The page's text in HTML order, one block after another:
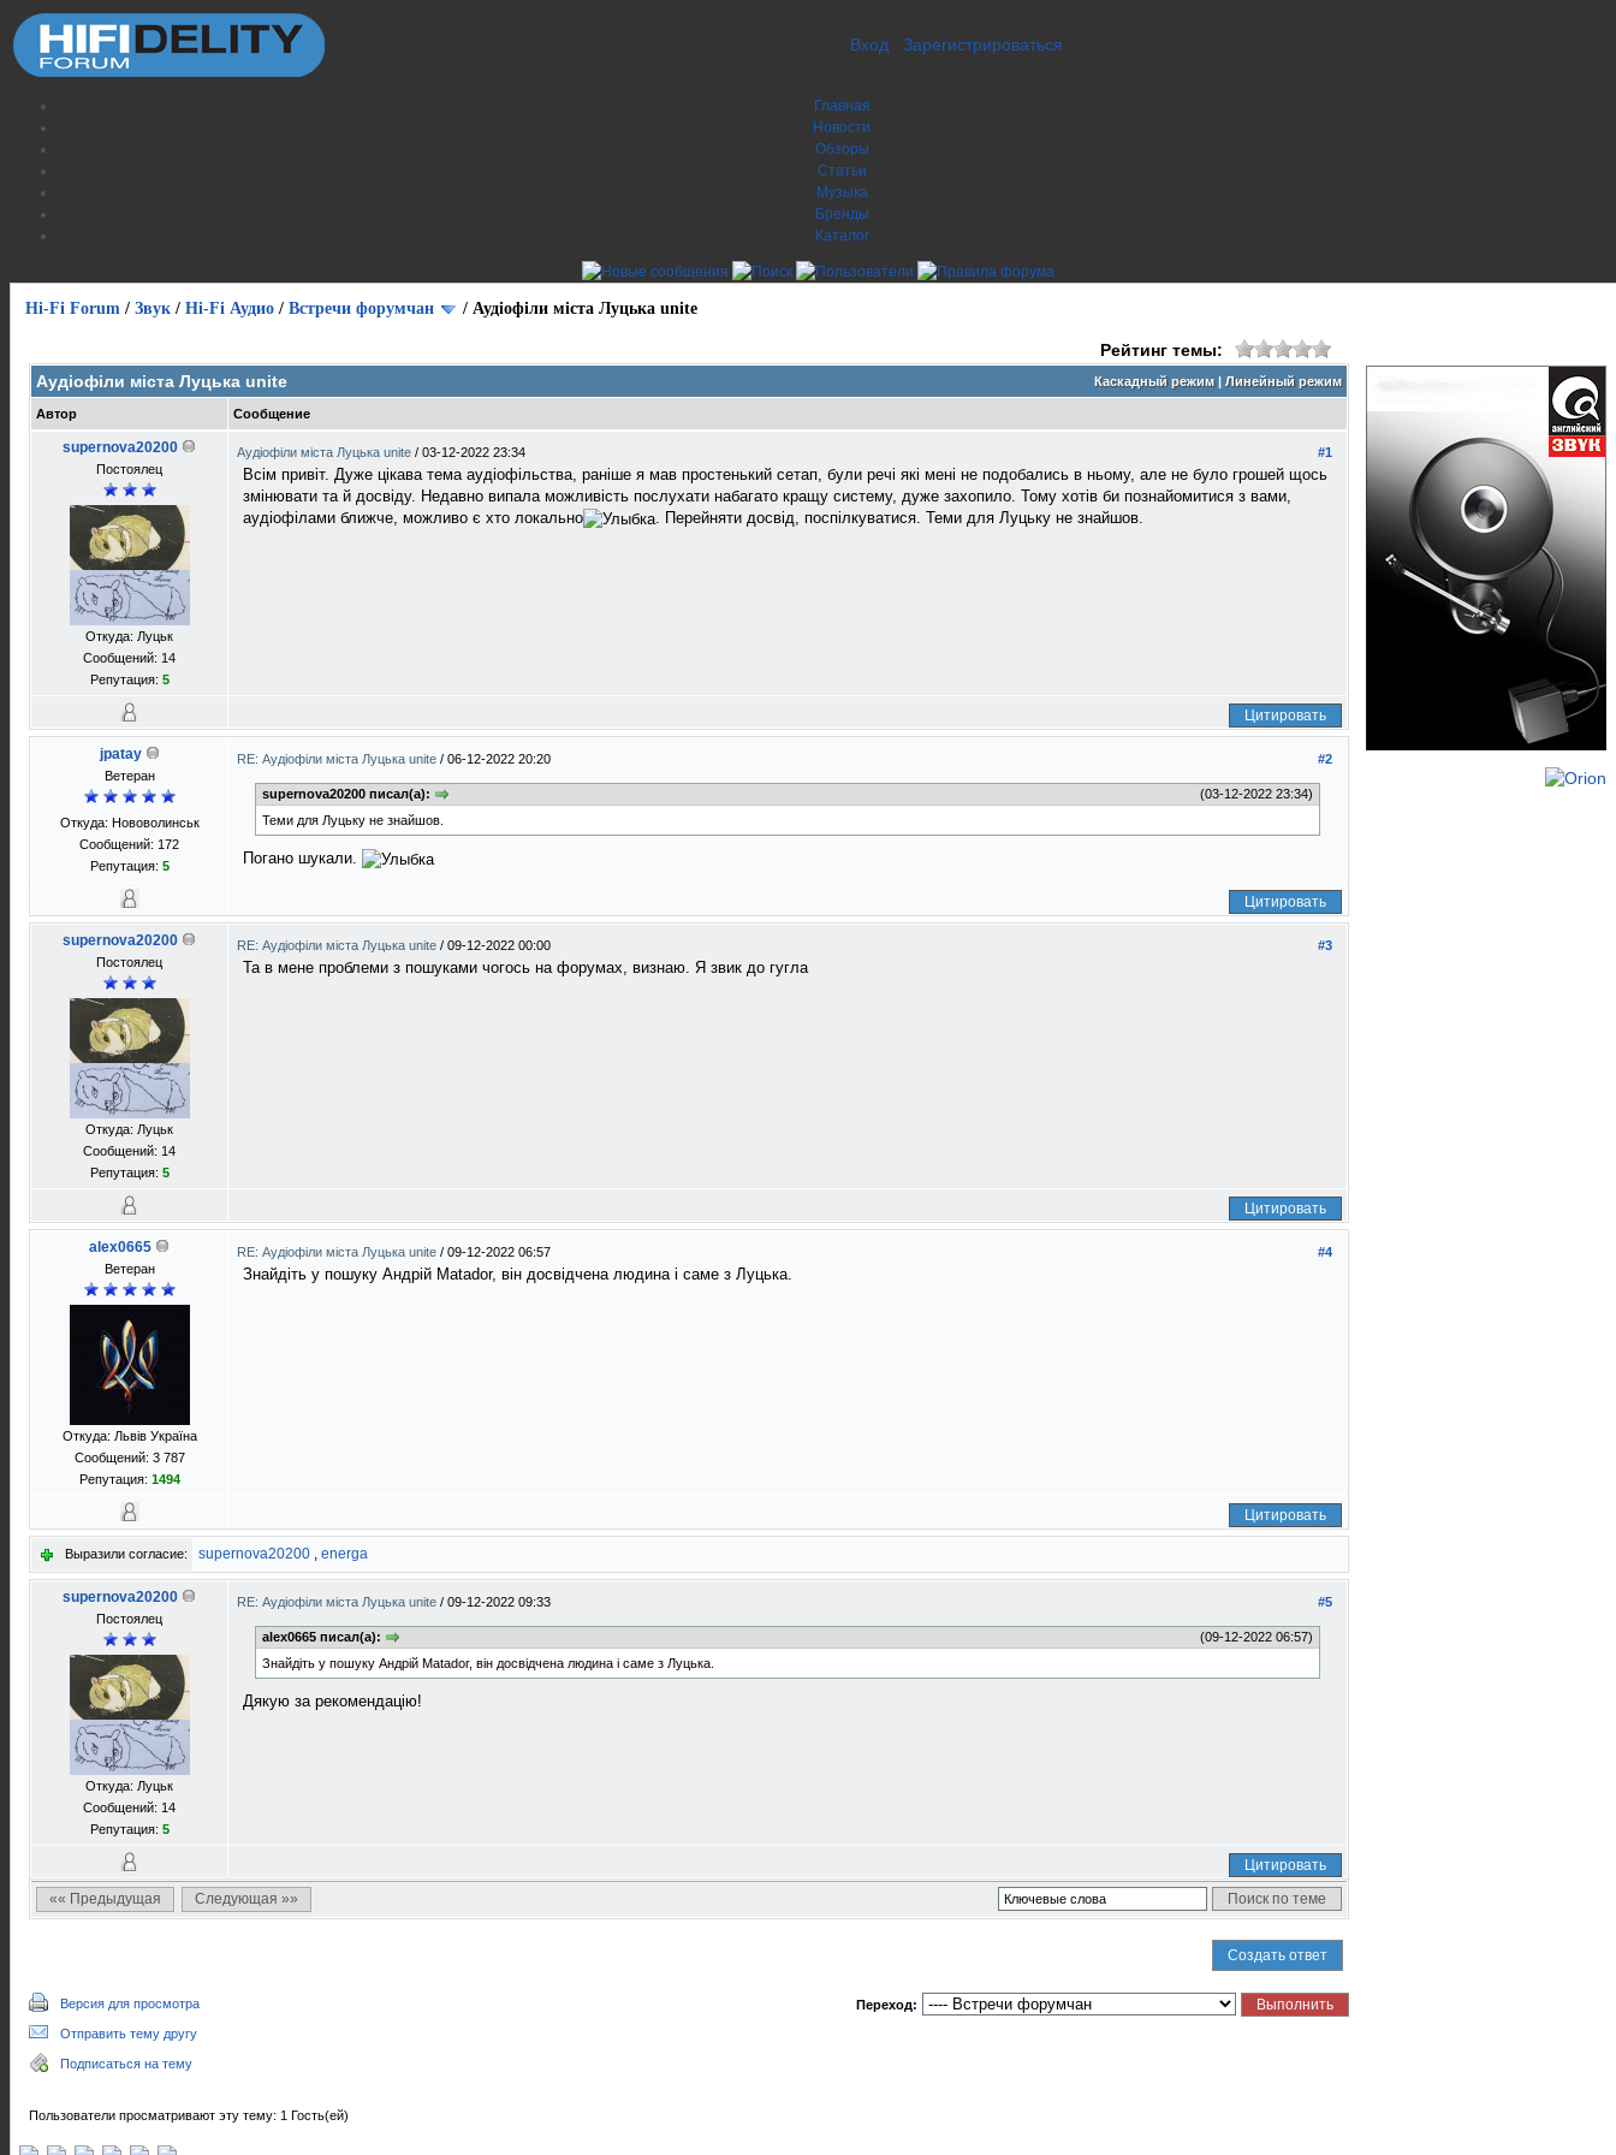
Вход Зарегистрироваться
Главная
Новости
Обзоры
Статьи
Музыка
Бренды
Каталог
Hi-Fi Forum / Звук / Hi-Fi Аудио / Встречи форумчан / Аудіофіли міста Луцька unite
Рейтинг темы:
Каскадный режим| Линейный режим
Аудіофіли міста Луцька unite
Автор Сообщение
supernova20200
Постоялец
Откуда: Луцьк
Сообщений: 14
Репутация: 5
#1
Аудіофіли міста Луцька unite / 03-12-2022 23:34
Всім привіт. Дуже цікава тема аудіофільства, раніше я мав простенький сетап, були речі які мені не подобались в ньому, але не було грошей щось
змінювати та й досвіду. Недавно випала можливість послухати набагато кращу систему, дуже захопило. Тому хотів би познайомитися з вами,
аудіофілами ближче, можливо є хто локально
. Перейняти досвід, поспілкуватися. Теми для Луцьку не знайшов.
Цитировать
jpatay
Ветеран
Откуда: Нововолинськ
Сообщений: 172
Репутация: 5
#2
RE: Аудіофіли міста Луцька unite / 06-12-2022 20:20
(03-12-2022 23:34)
supernova20200 писал(а):
Теми для Луцьку не знайшов.
Погано шукали.
Цитировать
supernova20200
Постоялец
Откуда: Луцьк
Сообщений: 14
Репутация: 5
#3
RE: Аудіофіли міста Луцька unite / 09-12-2022 00:00
Та в мене проблеми з пошуками чогось на форумах, визнаю. Я звик до гугла
Цитировать
alex0665
Ветеран
Откуда: Львів Україна
Сообщений: 3 787
Репутация: 1494
#4
RE: Аудіофіли міста Луцька unite / 09-12-2022 06:57
Знайдіть у пошуку Андрій Matador, він досвідчена людина і саме з Луцька.
Цитировать
Выразили согласие: supernova20200 , energa
supernova20200
Постоялец
Откуда: Луцьк
Сообщений: 14
Репутация: 5
#5
RE: Аудіофіли міста Луцька unite / 09-12-2022 09:33
(09-12-2022 06:57)
alex0665 писал(а):
Знайдіть у пошуку Андрій Matador, він досвідчена людина і саме з Луцька.
Дякую за рекомендацію!
Цитировать
«« Предыдущая
Следующая »»
Создать ответ
Версия для просмотра
Отправить тему другу
Подписаться на тему
Переход:
Пользователи просматривают эту тему: 1 Гость(ей)